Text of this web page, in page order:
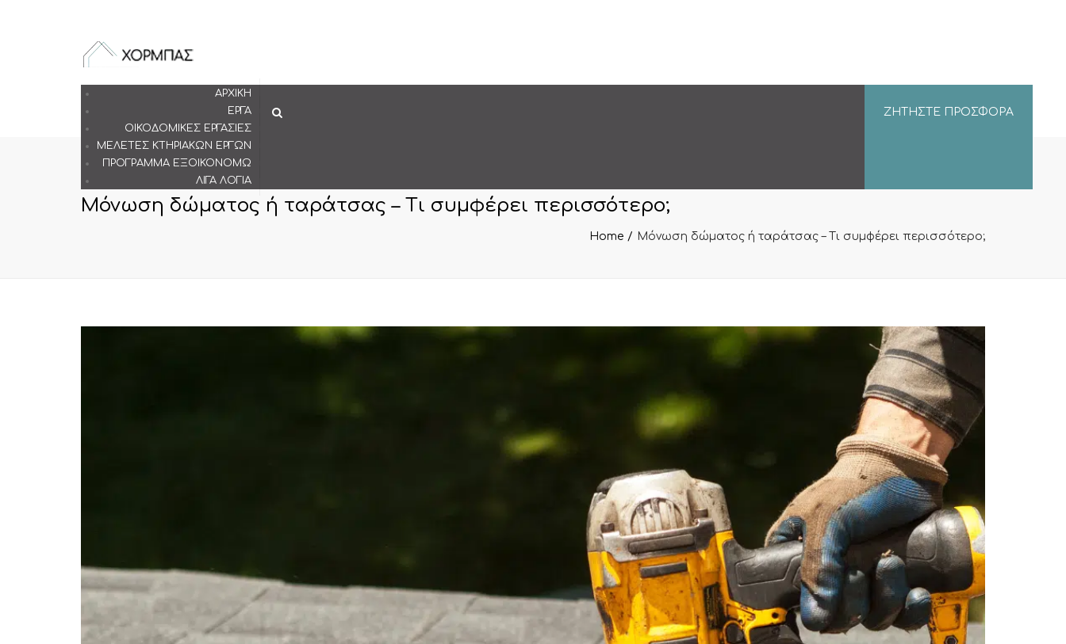
ΑΡΧΙΚΉ
ΈΡΓΑ
ΟΙΚΟΔΟΜΙΚΈΣ ΕΡΓΑΣΊΕΣ
ΜΕΛΈΤΕΣ ΚΤΗΡΙΑΚΏΝ ΈΡΓΩΝ
ΠΡΌΓΡΑΜΜΑ ΕΞΟΙΚΟΝΟΜΏ
ΛΊΓΑ ΛΌΓΙΑ
ΖΗΤΉΣΤΕ ΠΡΟΣΦΟΡΆ
Μόνωση δώματος ή ταράτσας – Τι συμφέρει περισσότερο;
Home Μόνωση δώματος ή ταράτσας – Τι συμφέρει περισσότερο;